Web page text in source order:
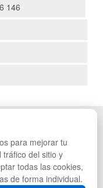
146
DE PLÁSTICO
DE RESIDUOS
DE PLÁSTICO
para mejorar tu
tráfico del sitio y
todas las cookies,
de forma individual.